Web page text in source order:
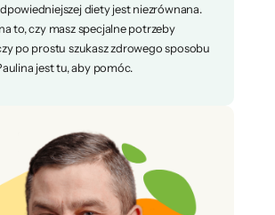
diety jest niezrównana.
to, czy masz specjalne potrzeby
po prostu szukasz zdrowego sposobu
jest tu, aby pomóc.